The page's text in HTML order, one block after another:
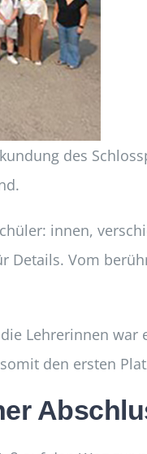
des
innen,
Details. Vom
Lehrerinnen
den ersten